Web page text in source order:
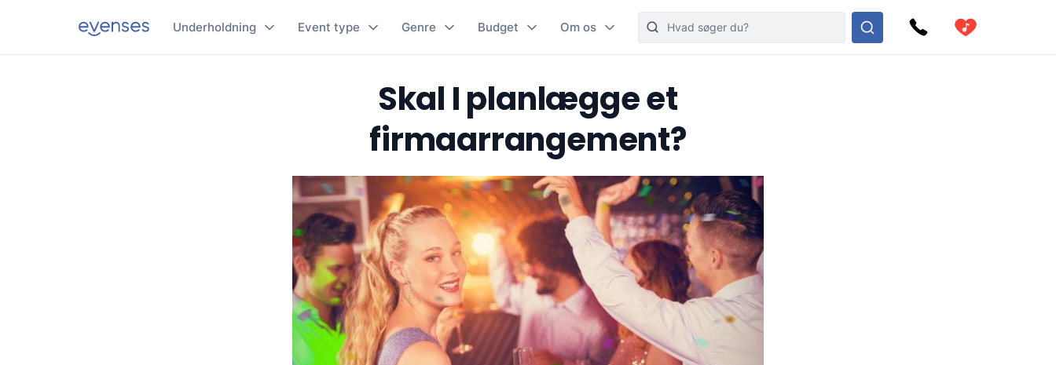
Underholdning Event type Genre Budget Om os
Skal I planlægge et
firmaarrangement?